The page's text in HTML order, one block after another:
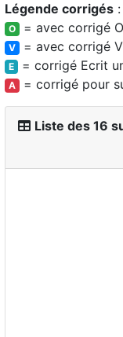
Légende corrigés :
O = avec corrigé
V = avec corrigé
E = corrigé Ecrit
A = corrigé pour
Liste des 16